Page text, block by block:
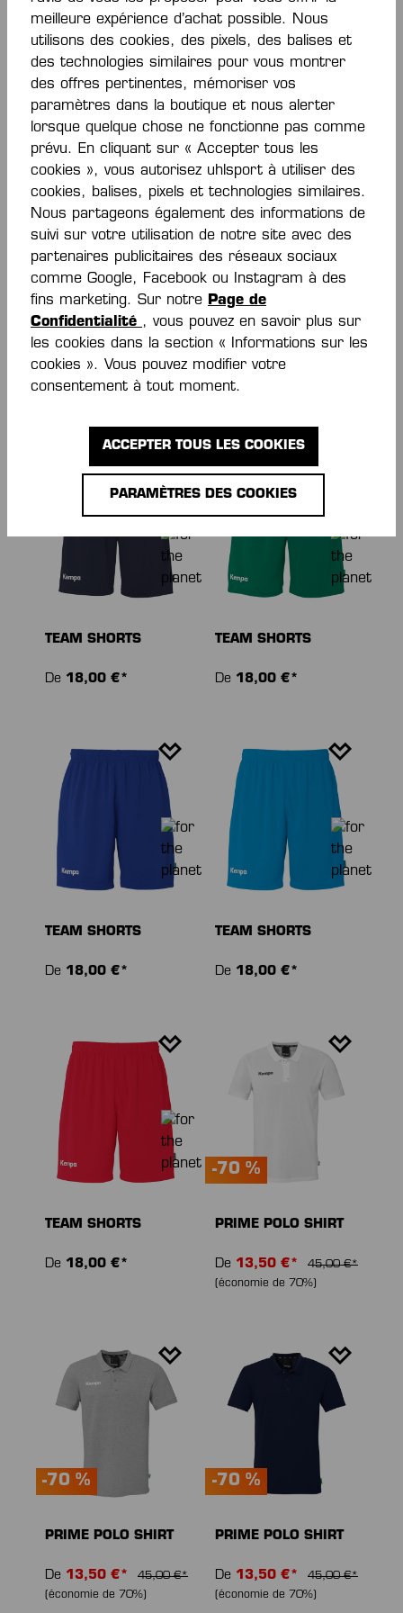
MOTION PANTS
40,00 €*
TEAM SHORTS
De18,00 €*
TEAM SHORTS
De18,00 €*
TEAM SHORTS
De 18,00 €*
TEAM SHORTS
De 18,00 €*
TEAM SHORTS
De 18,00 €*
TEAM SHORTS
De 18,00 €*
TEAM SHORTS
De 18,00 €*
-70 %
PRIME POLO SHIRT
De 13,50 €*
45,00 €*
(économie de 70%)
-70 %
PRIME POLO SHIRT
De 13,50 €*
45,00 €*
(économie de 70%)
-70 %
PRIME POLO SHIRT
De 13,50 €*
45,00 €*
(économie de 70%)
meilleure expérience d’achat possible. Nous
utilisons des cookies, des pixels, des balises et
des technologies similaires pour vous montrer
des offres pertinentes, mémoriser vos
paramètres dans la boutique et nous alerter
lorsque quelque chose ne fonctionne pas comme
prévu. En cliquant sur « Accepter tous les
cookies », vous autorisez uhlsport à utiliser des
cookies, balises, pixels et technologies similaires.
Nous partageons également des informations de
suivi sur votre utilisation de notre site avec des
partenaires publicitaires des réseaux sociaux
comme Google, Facebook ou Instagram à des
fins marketing. Sur notre Page de
Confidentialité , vous pouvez en savoir plus sur
les cookies dans la section « Informations sur les
cookies ». Vous pouvez modifier votre
consentement à tout moment.
PARAMÈTRES DES COOKIES
ACCEPTER TOUS LES COOKIES